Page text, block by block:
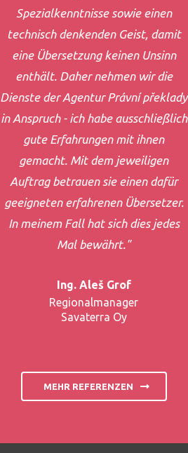
Spezialkenntnisse sowie einen
technisch denkenden Geist, damit
eine Übersetzung keinen Unsinn
enthält. Daher nehmen wir die
Dienste der Agentur Právní překlady
in Anspruch - ich habe ausschließlich
gute Erfahrungen mit ihnen
gemacht. Mit dem jeweiligen
Auftrag betrauen sie einen dafür
geeigneten erfahrenen Übersetzer.
In meinem Fall hat sich dies jedes
Mal bewährt."
Ing. Aleš Grof
Regionalmanager
Savaterra Oy
MEHR REFERENZEN